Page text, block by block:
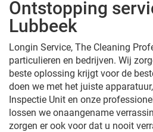
Ontstopping
Lubbeek
Longin Service, The Cleaning
particulieren en bedrijven. Wij
beste oplossing krijgt voor de
doen we met het juiste
Inspectie Unit en onze
lossen we onaangename
zorgen er ook voor dat u nooit